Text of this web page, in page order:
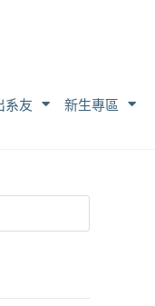
系友 新生專區